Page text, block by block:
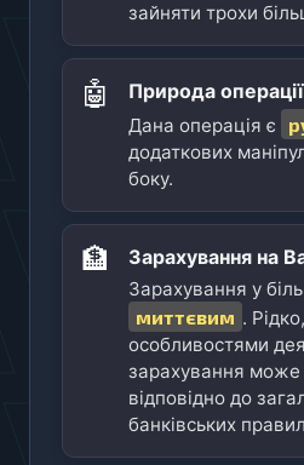
зайняти трохи
🤖
Природа операції
Дана операція є
додаткових
боку.
🏦
Зарахування на
Зарахування у
миттєвим .
особливостями
зарахування може
відповідно до
банківських